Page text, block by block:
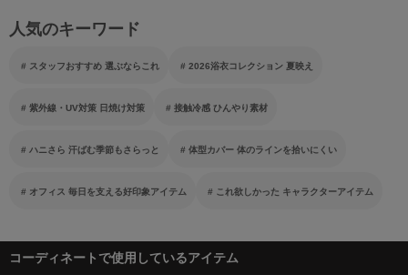
人気のキーワード
スタッフおすすめ 選ぶならこれ 2026浴衣コレクション 夏映え
紫外線・UV対策 日焼け対策 接触冷感 ひんやり素材
ハニさら 汗ばむ季節もさらっと 体型カバー 体のラインを拾いにくい
オフィス 毎日を支える好印象アイテム これ欲しかった キャラクターアイテム
コーディネートで使用しているアイテム